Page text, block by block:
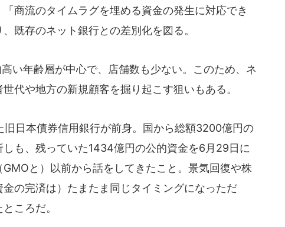
商流のタイムラグを埋める資金の発生に対応でき
既存のネット銀行との差別化を図る。
い年齢層が中心で、店舗数も少ない。このため、ネ
代や地方の新規顧客を掘り起こす狙いもある。
日本債券信用銀行が前身。国から総額3200億円の
も、残っていた1434億円の公的資金を6月29日に
と）以前から話をしてきたこと。景気回復や株
の完済は）たまたま同じタイミングになっただ
ころだ。